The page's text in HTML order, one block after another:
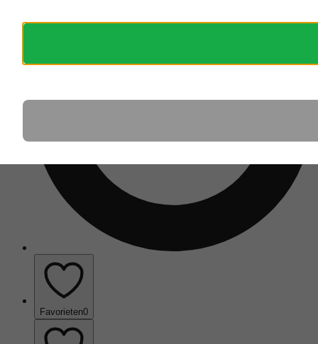
Favorieten0